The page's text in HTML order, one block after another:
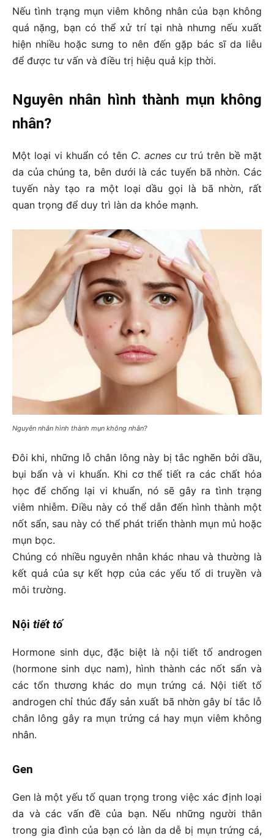
Nếu tình trạng mụn viêm không nhân của bạn không
quá nặng, bạn có thể xử trí tại nhà nhưng nếu xuất
hiện nhiều hoặc sưng to nên đến gặp bác sĩ da liễu
để được tư vấn và điều trị hiệu quả kịp thời.
Nguyên nhân hình thành mụn không
nhân?
Một loại vi khuẩn có tên C. acnes cư trú trên bề mặt
da của chúng ta, bên dưới là các tuyến bã nhờn. Các
tuyến này tạo ra một loại dầu gọi là bã nhờn, rất
quan trọng để duy trì làn da khỏe mạnh.
Nguyên nhân hình thành mụn không nhân?
Đôi khi, những lỗ chân lông này bị tắc nghẽn bởi dầu,
bụi bẩn và vi khuẩn. Khi cơ thể tiết ra các chất hóa
học để chống lại vi khuẩn, nó sẽ gây ra tình trạng
viêm nhiễm. Điều này có thể dẫn đến hình thành một
nốt sẩn, sau này có thể phát triển thành mụn mủ hoặc
mụn bọc.
Chúng có nhiều nguyên nhân khác nhau và thường là
kết quả của sự kết hợp của các yếu tố di truyền và
môi trường.
Nội tiết tố
Hormone sinh dục, đặc biệt là nội tiết tố androgen
(hormone sinh dục nam), hình thành các nốt sẩn và
các tổn thương khác do mụn trứng cá. Nội tiết tố
androgen chỉ thúc đẩy sản xuất bã nhờn gây bí tắc lỗ
chân lông gây ra mụn trứng cá hay mụn viêm không
nhân.
Gen
Gen là một yếu tố quan trọng trong việc xác định loại
da và các vấn đề của bạn. Nếu những người thân
trong gia đình của bạn có làn da dễ bị mụn trứng cá,